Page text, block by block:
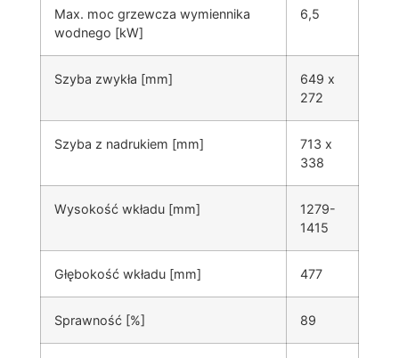
Max. moc grzewcza wymiennika
wodnego [kW]
6,5
Szyba zwykła [mm]
649 x
272
Szyba z nadrukiem [mm]
713 x
338
Wysokość wkładu [mm]
1279-
1415
Głębokość wkładu [mm] 477
Sprawność [%] 89